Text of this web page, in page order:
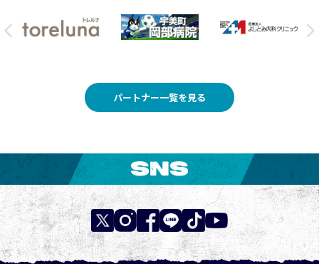
パートナー一覧を見る
SNS